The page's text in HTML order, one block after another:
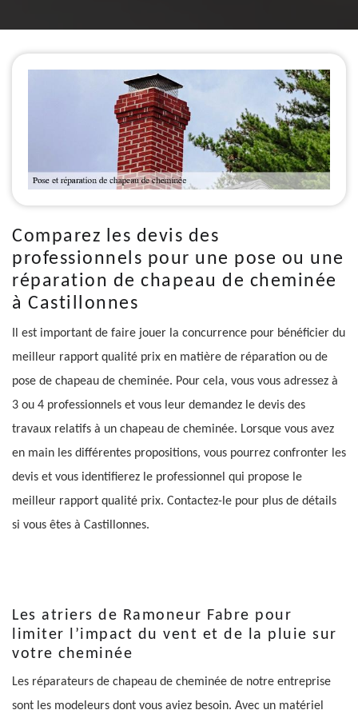
Comparez les devis des
professionnels pour une pose ou une
réparation de chapeau de cheminée
à Castillonnes
Il est important de faire jouer la concurrence pour bénéficier du
meilleur rapport qualité prix en matière de réparation ou de
pose de chapeau de cheminée. Pour cela, vous vous adressez à
3 ou 4 professionnels et vous leur demandez le devis des
travaux relatifs à un chapeau de cheminée. Lorsque vous avez
en main les différentes propositions, vous pourrez confronter les
devis et vous identifierez le professionnel qui propose le
meilleur rapport qualité prix. Contactez-le pour plus de détails
si vous êtes à Castillonnes.
Les atriers de Ramoneur Fabre pour
limiter l’impact du vent et de la pluie sur
votre cheminée
Les réparateurs de chapeau de cheminée de notre entreprise
sont les modeleurs dont vous aviez besoin. Avec un matériel